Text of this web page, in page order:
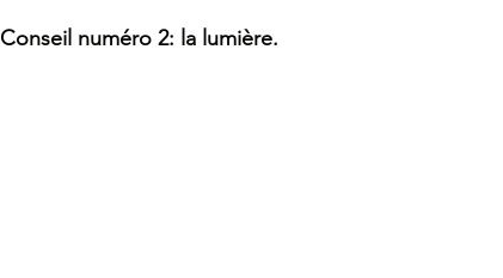
Conseil numéro 2: la lumière.